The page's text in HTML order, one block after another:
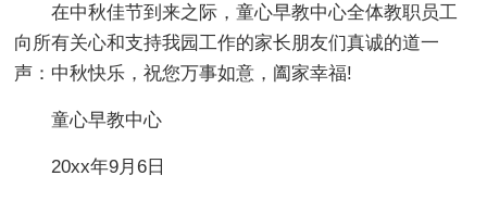
在中秋佳节到来之际，童心早教中心全体教职员工
向所有关心和支持我园工作的家长朋友们真诚的道一
声：中秋快乐，祝您万事如意，阖家幸福!
童心早教中心
20xx年9月6日